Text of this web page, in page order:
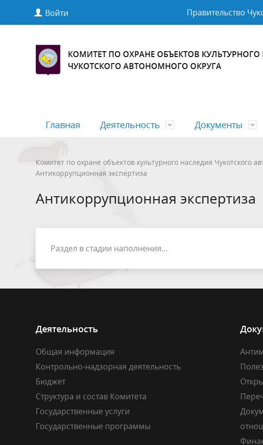
Войти Правительство
КОМИТЕТ ПО ОХРАНЕ ОБЪЕКТОВ
ЧУКОТСКОГО АВТОНОМНОГО ОКРУГА
Главная Деятельность
Общая информация Контрольно-
Документы
Антимонопольный комплаенс Полезная
Документы ,определяющие политику
персональных данных
Финансовые
Обращения граждан Бесплатная
Комитет по охране объектов культурного наследия Чукотского
Антикоррупционная экспертиза
Антикоррупционная экспертиза
Раздел в стадии наполнения...
Деятельность
Общая информация
Контрольно-надзорная деятельность
Бюджет
Структура и состав Комитета
Государственные услуги
Государственные программы